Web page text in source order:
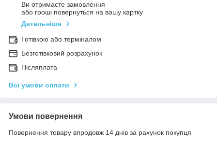
Ви отримаєте замовлення
або гроші повернуться на вашу картку
Детальніше
Готівкою або терміналом
Безготівковий розрахунок
Післяплата
Всі умови оплати
Умови повернення
Повернення товару впродовж 14 днів за рахунок покупця